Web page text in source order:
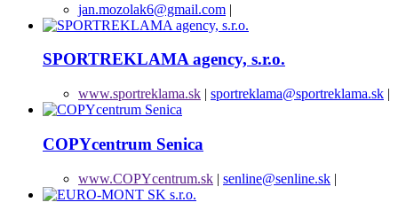
jan.mozolak6@gmail.com |
SPORTREKLAMA agency, s.r.o.
www.sportreklama.sk | sportreklama@sportreklama.sk |
COPYcentrum Senica
www.COPYcentrum.sk | senline@senline.sk |